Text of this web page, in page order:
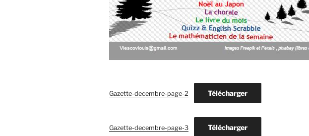
Gazette-decembre-page-2 Télécharger
Gazette-decembre-page-3 Télécharger